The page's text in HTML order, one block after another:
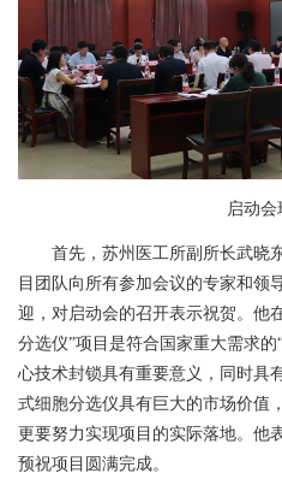
启动会
首先，苏州医工所副所长武晓
目团队向所有参加会议的专家和领
迎，对启动会的召开表示祝贺。他
分选仪”项目是符合国家重大需求
心技术封锁具有重要意义，同时具
式细胞分选仪具有巨大的市场价值
更要努力实现项目的实际落地。他
预祝项目圆满完成。